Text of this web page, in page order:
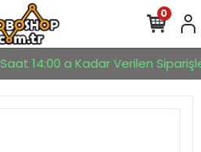
Saat 14:00 a Kadar Verilen
0